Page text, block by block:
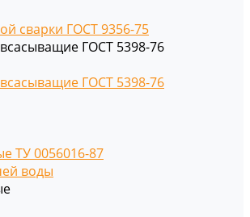
сварки ГОСТ 9356-75
ГОСТ 5398-76
ГОСТ 5398-76
ТУ 0056016-87
воды